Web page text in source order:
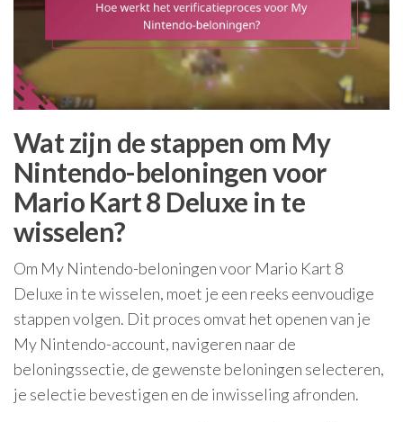
Wat zijn de stappen om My
Nintendo-beloningen voor
Mario Kart 8 Deluxe in te
wisselen?
Om My Nintendo-beloningen voor Mario Kart 8
Deluxe in te wisselen, moet je een reeks eenvoudige
stappen volgen. Dit proces omvat het openen van je
My Nintendo-account, navigeren naar de
beloningssectie, de gewenste beloningen selecteren,
je selectie bevestigen en de inwisseling afronden.